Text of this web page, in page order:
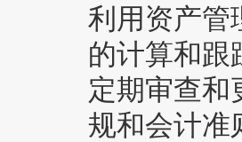
利用资产管
的计算和跟
定期审查和
规和会计准